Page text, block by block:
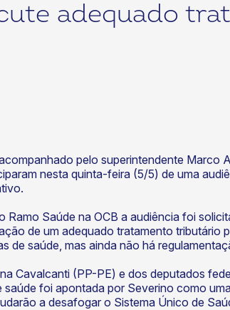
adequado
pelo superintendente Marco
nesta quinta-feira (5/5) de uma
Saúde na OCB a audiência foi
de um adequado tratamento
saúde, mas ainda não há
Cavalcanti (PP-PE) e dos deputados
foi apontada por Severino como
a desafogar o Sistema Único de